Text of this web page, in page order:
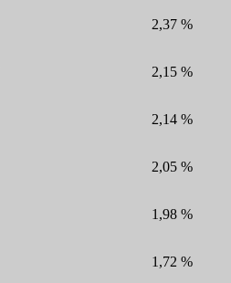
2,37 %
2,15 %
2,14 %
2,05 %
1,98 %
1,72 %